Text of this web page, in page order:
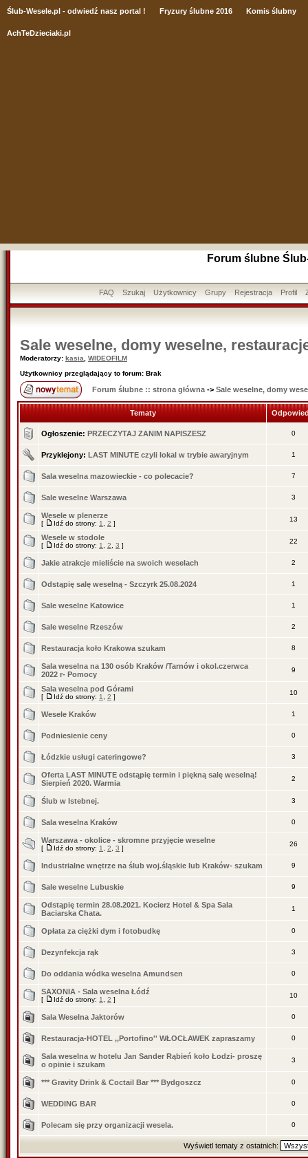
Ślub-Wesele.pl - odwiedź nasz portal ! Fryzury ślubne 2016 Komis ślubny
AchTeDzieciaki.pl
Forum ślubne
FAQ Szukaj Użytkownicy Grupy Rejestracja Profil
Sale weselne, domy weselne,
Moderatorzy: kasia
WIDEOFILM
Użytkownicy przeglądający to forum: Brak
Forum ślubne :: strona główna -> Sale weselne, domy
Tematy
Ogłoszenie: PRZECZYTAJ ZANIM NAPISZESZ 0
Przyklejony: LAST MINUTE czyli lokal w trybie awaryjnym 1
Sala weselna mazowieckie - co polecacie? 7
Sale weselne Warszawa 3
Wesele w plenerze
[ Idź do strony: 1 2 ]
13
Wesele w stodole
[ Idź do strony: 1 2 3 ]
22
Jakie atrakcje mieliście na swoich weselach 2
Odstąpię salę weselną - Szczyrk 25.08.2024 1
Sale weselne Katowice 1
Sale weselne Rzeszów 2
Restauracja koło Krakowa szukam 8
Sala weselna na 130 osób Kraków /Tarnów i okol.czerwca
2022 r- Pomocy
9
Sala weselna pod Górami
[ Idź do strony: 1 2 ]
10
Wesele Kraków 1
Podniesienie ceny 0
Łódzkie usługi cateringowe? 3
Oferta LAST MINUTE odstąpię termin i piękną salę weselną!
Sierpień 2020. Warmia
2
Ślub w Istebnej. 3
Sala weselna Kraków 0
Warszawa - okolice - skromne przyjęcie weselne
[ Idź do strony: 1 2 3 ]
26
Industrialne wnętrze na ślub woj.śląskie lub Kraków- szukam 9
Sale weselne Lubuskie 9
Odstąpię termin 28.08.2021. Kocierz Hotel & Spa Sala
Baciarska Chata.
1
Opłata za ciężki dym i fotobudkę 0
Dezynfekcja rąk 3
Do oddania wódka weselna Amundsen 0
SAXONIA - Sala weselna Łódź
[ Idź do strony: 1 2 ]
10
Sala Weselna Jaktorów 0
Restauracja-HOTEL ,,Portofino'' WŁOCŁAWEK zapraszamy 0
Sala weselna w hotelu Jan Sander Rąbień koło Łodzi- proszę
o opinie i szukam
3
*** Gravity Drink & Coctail Bar *** Bydgoszcz 0
WEDDING BAR 0
Polecam się przy organizacji wesela. 0
Wyświetl tematy z ostatnich: